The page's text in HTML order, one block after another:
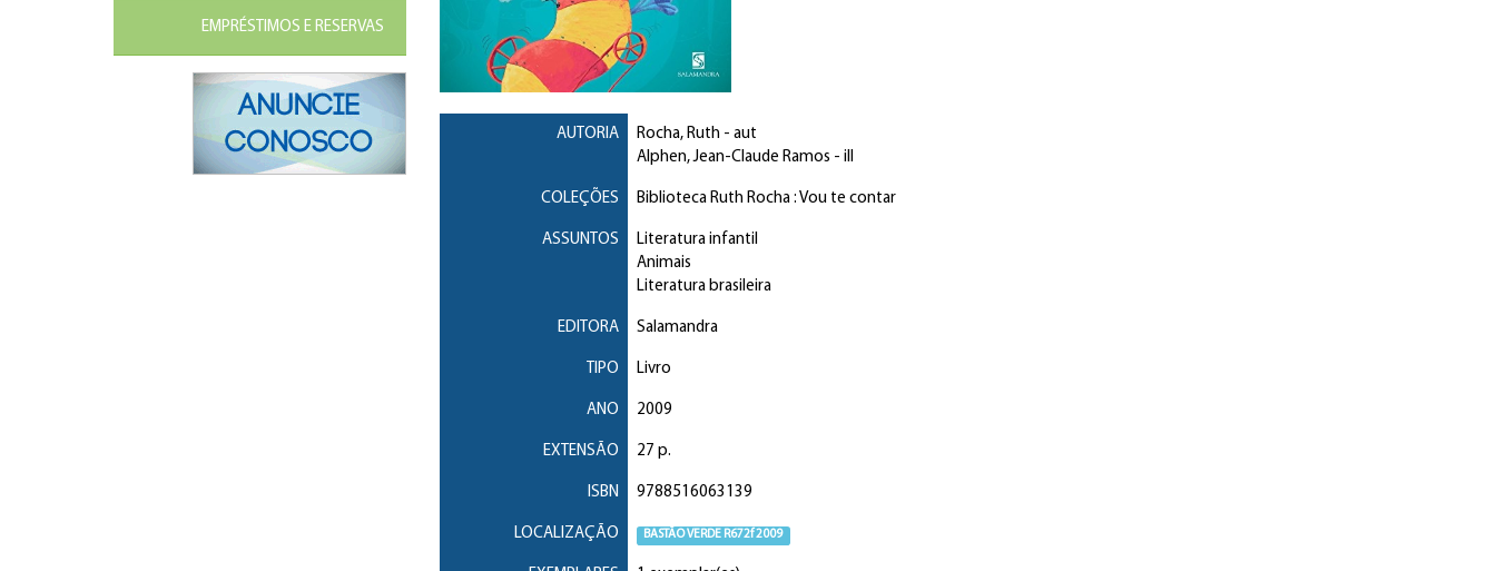
EMPRÉSTIMOS E RESERVAS
AUTORIA Rocha, Ruth - aut
Alphen, Jean-Claude Ramos - ill
COLEÇÕES Biblioteca Ruth Rocha : Vou te contar
ASSUNTOS
Literatura infantil
Animais
Literatura brasileira
EDITORA Salamandra
TIPO Livro
ANO 2009
EXTENSÃO 27 p.
ISBN 9788516063139
LOCALIZAÇÃO BASTÃO VERDE R672f 2009